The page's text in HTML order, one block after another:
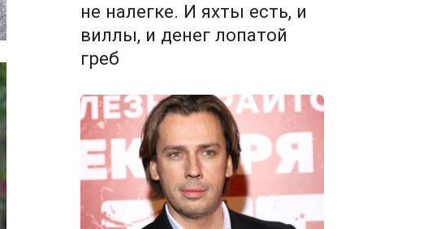
не налегке. И яхты есть, и
виллы, и денег лопатой
греб